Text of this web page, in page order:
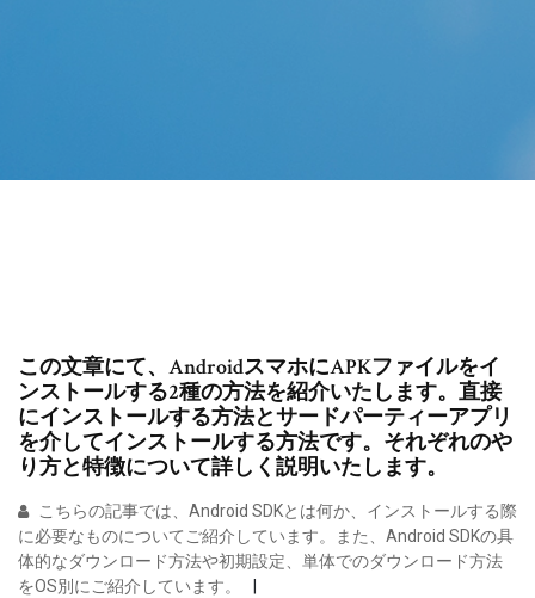
この文章にて、AndroidスマホにAPKファイルをイ
ンストールする2種の方法を紹介いたします。直接
にインストールする方法とサードパーティーアプリ
を介してインストールする方法です。それぞれのや
り方と特徴について詳しく説明いたします。
こちらの記事では、Android SDKとは何か、インストールする際
に必要なものについてご紹介しています。また、Android SDKの具
体的なダウンロード方法や初期設定、単体でのダウンロード方法
をOS別にご紹介しています。